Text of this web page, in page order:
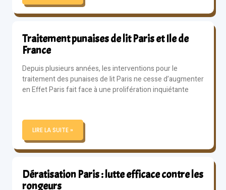
Traitement punaises de lit Paris et Ile de
France
Depuis plusieurs années, les interventions pour le
traitement des punaises de lit Paris ne cesse d’augmenter
en Effet Paris fait face à une prolifération inquiétante
LIRE LA SUITE »
Dératisation Paris : lutte efficace contre les
rongeurs